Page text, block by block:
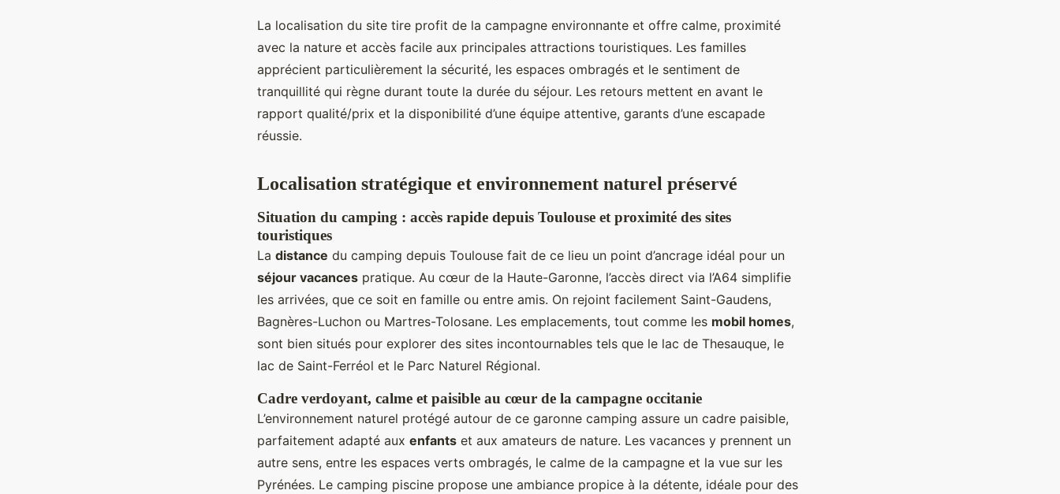
La localisation du site tire profit de la campagne environnante et offre calme, proximité
avec la nature et accès facile aux principales attractions touristiques. Les familles
apprécient particulièrement la sécurité, les espaces ombragés et le sentiment de
tranquillité qui règne durant toute la durée du séjour. Les retours mettent en avant le
rapport qualité/prix et la disponibilité d’une équipe attentive, garants d’une escapade
réussie.
Localisation stratégique et environnement naturel préservé
Situation du camping : accès rapide depuis Toulouse et proximité des sites
touristiques
La distance du camping depuis Toulouse fait de ce lieu un point d’ancrage idéal pour un
séjour vacances pratique. Au cœur de la Haute-Garonne, l’accès direct via l’A64 simplifie
les arrivées, que ce soit en famille ou entre amis. On rejoint facilement Saint-Gaudens,
Bagnères-Luchon ou Martres-Tolosane. Les emplacements, tout comme les mobil homes,
sont bien situés pour explorer des sites incontournables tels que le lac de Thesauque, le
lac de Saint-Ferréol et le Parc Naturel Régional.
Cadre verdoyant, calme et paisible au cœur de la campagne occitanie
L’environnement naturel protégé autour de ce garonne camping assure un cadre paisible,
parfaitement adapté aux enfants et aux amateurs de nature. Les vacances y prennent un
autre sens, entre les espaces verts ombragés, le calme de la campagne et la vue sur les
Pyrénées. Le camping piscine propose une ambiance propice à la détente, idéale pour des